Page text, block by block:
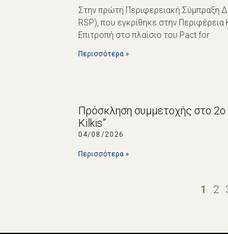
Στην πρώτη Περιφερειακή Σύμπραξη
RSP), που εγκρίθηκε στην
Επιτροπή στο πλαίσιο του Pact for
Περισσότερα »
Πρόσκληση συμμετοχής στο 2ο
Kilkis”
04/08/2026
Περισσότερα »
1 2